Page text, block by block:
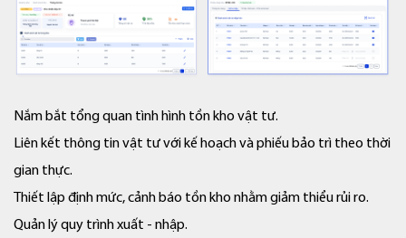
Nắm bắt tổng quan tình hình tồn kho vật tư.
Liên kết thông tin vật tư với kế hoạch và phiếu bảo trì theo thời
gian thực.
Thiết lập định mức, cảnh báo tồn kho nhằm giảm thiểu rủi ro.
Quản lý quy trình xuất - nhập.